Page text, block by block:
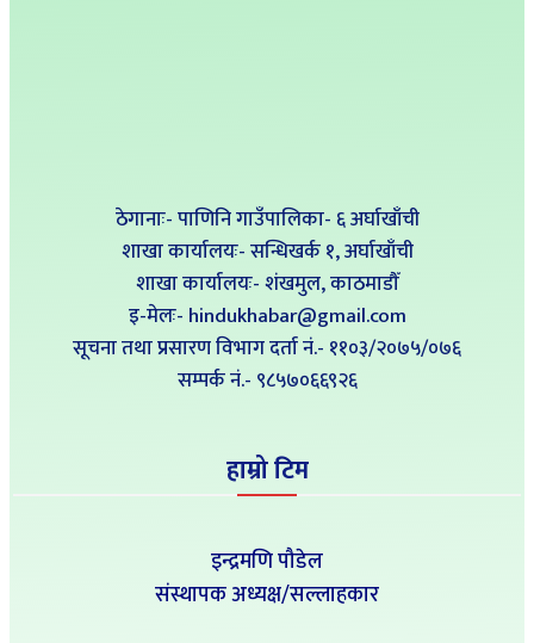
ठेगानाः- पाणिनि गाउँपालिका- ६ अर्घाखाँची
शाखा कार्यालयः- सन्धिखर्क १, अर्घाखाँची
शाखा कार्यालयः- शंखमुल, काठमाडौँ
इ-मेलः- hindukhabar@gmail.com
सूचना तथा प्रसारण विभाग दर्ता नं.- ११०३/२०७५/०७६
सम्पर्क नं‍.- ९८५७०६६९२६
हाम्रो टिम
इन्द्रमणि पौडेल
संस्थापक अध्यक्ष/सल्लाहकार